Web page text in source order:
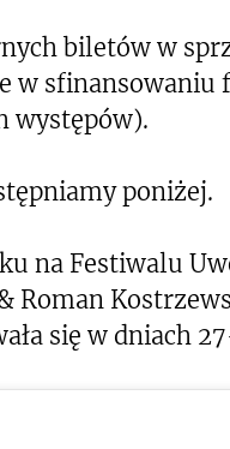
biletów w
w
występów).
poniżej.
na Festiwalu
Roman
się w dniach